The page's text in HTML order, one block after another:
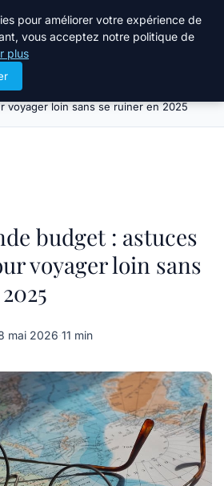
du monde budget : astuces pratiques
voyager loin sans se ruiner en 2025
budget : astuces
voyager loin sans
mai 2026·11 min
pour améliorer votre expérience de
vous acceptez notre politique de
plus